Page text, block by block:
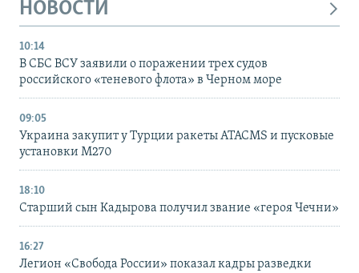
НОВОСТИ
10:14
В СБС ВСУ заявили о поражении трех судов
российского «теневого флота» в Черном море
09:05
Украина закупит у Турции ракеты ATACMS и пусковые
установки M270
18:10
Старший сын Кадырова получил звание «героя Чечни»
16:27
Легион «Свобода России» показал кадры разведки